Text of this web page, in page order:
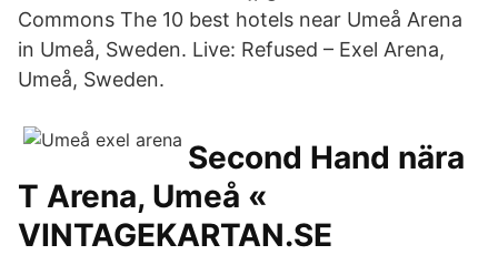
Commons The 10 best hotels near Umeå Arena
in Umeå, Sweden. Live: Refused – Exel Arena,
Umeå, Sweden.
Second Hand nära
T Arena, Umeå «
VINTAGEKARTAN.SE